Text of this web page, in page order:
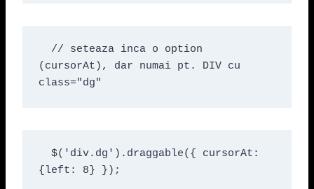
// seteaza inca o option
(cursorAt), dar numai pt. DIV cu
class="dg"
$('div.dg').draggable({ cursorAt:
{left: 8} });